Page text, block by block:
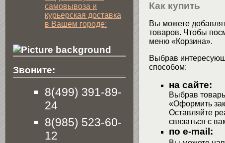
Как купить
Вы можете
товаров. Чтобы
меню «Корзина».
Выбрав
способом:
на сайте:
Выбрав
«Оформить
Оставляйте
связаться с
по e-mail:
самовывоза и
курьерская доставка
в Вашем городе:
Звоните:
8(499) 391-89-
24
8(985) 523-60-
12